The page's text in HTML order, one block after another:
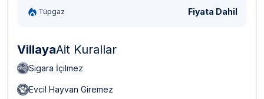
Tüpgaz Fiyata Dahil
VillayaAit Kurallar
Sigara İçilmez
Evcil Hayvan Giremez